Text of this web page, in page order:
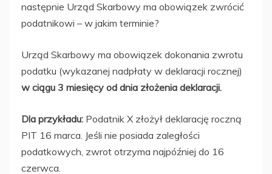
następnie Urząd Skarbowy ma obowiązek zwrócić
podatnikowi – w jakim terminie?
Urząd Skarbowy ma obowiązek dokonania zwrotu
podatku (wykazanej nadpłaty w deklaracji rocznej)
w ciągu 3 miesięcy od dnia złożenia deklaracji.
Dla przykładu: Podatnik X złożył deklarację roczną
PIT 16 marca. Jeśli nie posiada zaległości
podatkowych, zwrot otrzyma najpóźniej do 16
czerwca.